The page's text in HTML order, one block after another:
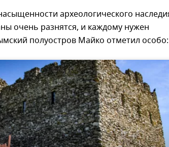
археологического
очень разнятся, и каждому нужен
полуостров Майко отметил особо: